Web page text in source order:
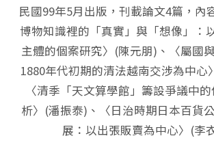
民國99年5月出版，刊載論文4篇，內
博物知識裡的「真實」與「想像」：
主體的個案研究〉(陳元朋)、〈屬國
1880年代初期的清法越南交涉為中心
〈清季「天文算學館」籌設爭議中
析〉(潘振泰)、〈日治時期日本百貨
展：以出張販賣為中心〉(李